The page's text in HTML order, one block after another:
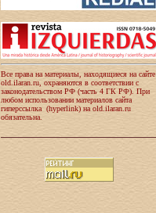
Все права на материалы, находящиеся на сайте
old.ilaran.ru, охраняются в соответствии с
законодательством РФ (часть 4 ГК РФ). При
любом использовании материалов сайта
гиперссылка (hyperlink) на old.ilaran.ru
обязательна.